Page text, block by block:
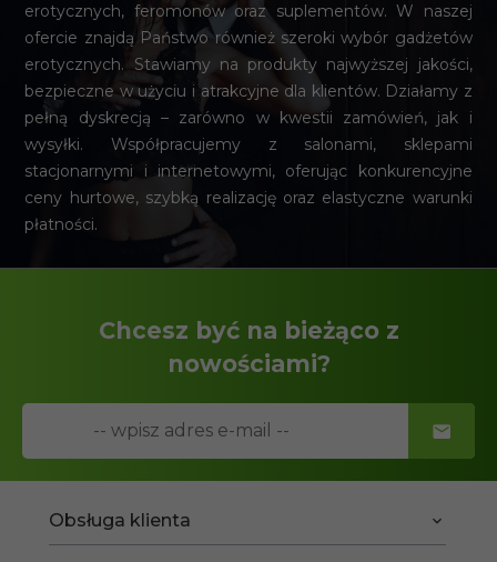
erotycznych, feromonów oraz suplementów. W naszej
ofercie znajdą Państwo również szeroki wybór gadżetów
erotycznych. Stawiamy na produkty najwyższej jakości,
bezpieczne w użyciu i atrakcyjne dla klientów. Działamy z
pełną dyskrecją – zarówno w kwestii zamówień, jak i
wysyłki. Współpracujemy z salonami, sklepami
stacjonarnymi i internetowymi, oferując konkurencyjne
ceny hurtowe, szybką realizację oraz elastyczne warunki
płatności.
Chcesz być na bieżąco z
nowościami?
Obsługa klienta